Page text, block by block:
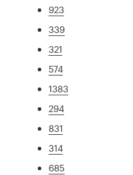
923
339
321
574
1383
294
831
314
685